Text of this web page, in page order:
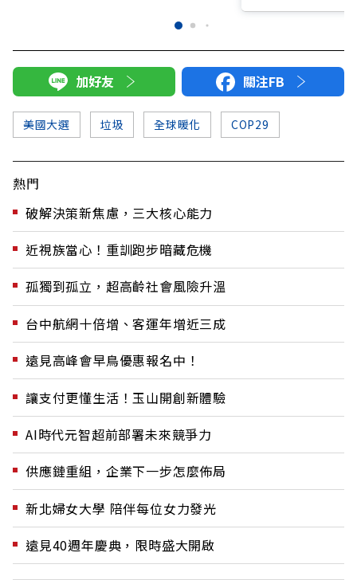
加好友 關注FB
美國大選 垃圾 全球暖化 COP29
熱門
破解決策新焦慮，三大核心能力
近視族當心！重訓跑步暗藏危機
孤獨到孤立，超高齡社會風險升溫
台中航網十倍增、客運年增近三成
遠見高峰會早鳥優惠報名中！
讓支付更懂生活！玉山開創新體驗
AI時代元智超前部署未來競爭力
供應鏈重組，企業下一步怎麼佈局
新北婦女大學 陪伴每位女力發光
遠見40週年慶典，限時盛大開啟